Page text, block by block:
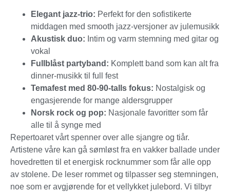
Elegant jazz-trio: Perfekt for den sofistikerte
middagen med smooth jazz-versjoner av julemusikk
Akustisk duo: Intim og varm stemning med gitar og
vokal
Fullblåst partyband: Komplett band som kan alt fra
dinner-musikk til full fest
Temafest med 80-90-talls fokus: Nostalgisk og
engasjerende for mange aldersgrupper
Norsk rock og pop: Nasjonale favoritter som får
alle til å synge med
Repertoaret vårt spenner over alle sjangre og tiår.
Artistene våre kan gå sømløst fra en vakker ballade under
hovedretten til et energisk rocknummer som får alle opp
av stolene. De leser rommet og tilpasser seg stemningen,
noe som er avgjørende for et vellykket julebord. Vi tilbyr